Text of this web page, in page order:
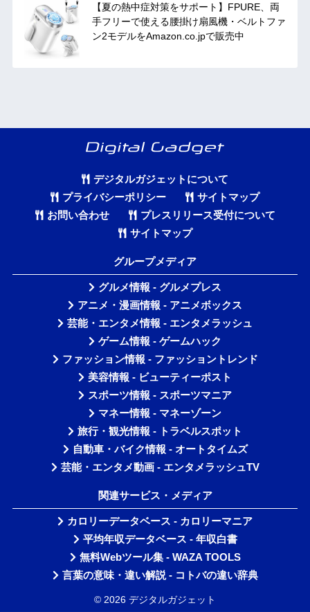
【夏の熱中症対策をサポート】FPURE、両
手フリーで使える腰掛け扇風機・ベルトファ
ン2モデルをAmazon.co.jpで販売中
デジタルガジェットについて
プライバシーポリシー
サイトマップ
お問い合わせ
プレスリリース受付について
サイトマップ
グループメディア
グルメ情報 - グルメプレス
アニメ・漫画情報 - アニメボックス
芸能・エンタメ情報 - エンタメラッシュ
ゲーム情報 - ゲームハック
ファッション情報 - ファッショントレンド
美容情報 - ビューティーポスト
スポーツ情報 - スポーツマニア
マネー情報 - マネーゾーン
旅行・観光情報 - トラベルスポット
自動車・バイク情報 - オートタイムズ
芸能・エンタメ動画 - エンタメラッシュTV
関連サービス・メディア
カロリーデータベース - カロリーマニア
平均年収データベース - 年収白書
無料Webツール集 - WAZA TOOLS
言葉の意味・違い解説 - コトバの違い辞典
© 2026 デジタルガジェット